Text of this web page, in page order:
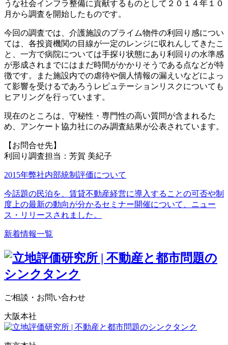
うな社会インフラ整備に貢献するものとして２０１４年１０
月から調査を開始したものです。
今回の調査では、介護施設のプライム物件の利回り感につい
ては、各投資機関の目線が一定のレンジに収れんしてきたこ
と、一方で病院については手探り状態にあり利回りの水準感
が形成されまでにはまだ時間がかかりそうである点などが特
徴です。また施設内での虐待や個人情報の漏えいなどによっ
て影響を受けるであろうレピュテーションリスクについても
ヒアリングを行っています。
現在のところは、守秘性・専門性の高い質問が含まれるた
め、アンケート協力社にのみ調査結果が公表されています。
【お問合せ先】
利回り調査担当：芳賀 美紀子
2015年弊社内部統制評価について
今話題の民泊を、賃貸不動産経営に導入することの可否や制
度上の最新の動向が分かるセミナー開催について、ニュー
ス・リリースされました。
新着情報一覧
ご相談・お問い合わせ
大阪本社